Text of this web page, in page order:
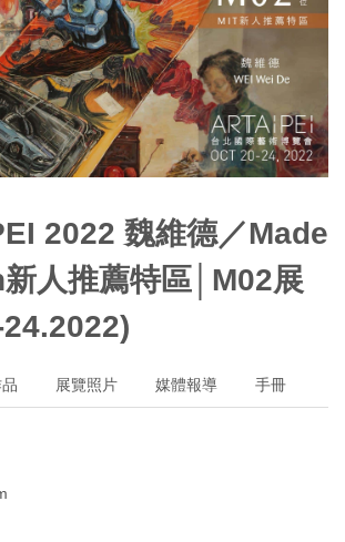
2022 魏維德／Made
人推薦特區│M02展
展覽照片 媒體報導 手冊